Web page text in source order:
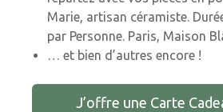
Marie, artisan céramiste.
par Personne. Paris, Maison
… et bien d’autres encore !
J’offre une Carte